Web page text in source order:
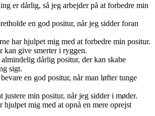
er dårlig, så jeg arbejder på at forbedre min
en god positur, når jeg sidder foran
har hjulpet mig med at forbedre min positur.
kan give smerter i ryggen.
dårlig positur, der kan skabe
sigt.
en god positur, når man løfter tunge
justere min positur, når jeg sidder i møder.
hjulpet mig med at opnå en mere oprejst